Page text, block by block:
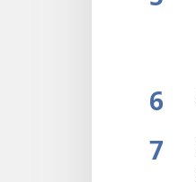
6
7